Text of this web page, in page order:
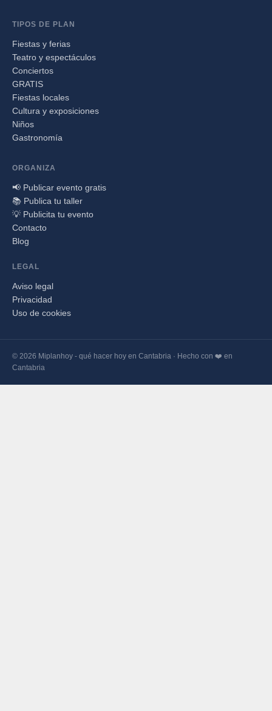
TIPOS DE PLAN
Fiestas y ferias
Teatro y espectáculos
Conciertos
GRATIS
Fiestas locales
Cultura y exposiciones
Niños
Gastronomía
ORGANIZA
📢 Publicar evento gratis
📚 Publica tu taller
💡 Publicita tu evento
Contacto
Blog
LEGAL
Aviso legal
Privacidad
Uso de cookies
© 2026 Miplanhoy - qué hacer hoy en Cantabria · Hecho con ❤️ en
Cantabria